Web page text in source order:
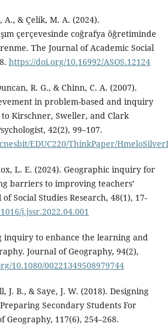
A., & Çelik, M. A. (2024).
çerçevesinde coğrafya öğretiminde
The Journal of Academic Social
https://doi.org/10.16992/ASOS.12124
R. G., & Chinn, C. A. (2007).
in problem-based and inquiry
Kirschner, Sweller, and Clark
42(2), 99–107.
EDUC220/ThinkPaper/
L. E. (2024). Geographic inquiry for
barriers to improving teachers’
Social Studies Research, 48(1), 17-
j.jssr.2022.04.001
inquiry to enhance the learning and
Journal of Geography, 94(2),
10.1080/00221349508979744
J. B., & Saye, J. W. (2018). Designing
Secondary Students For
Geography, 117(6), 254–268.